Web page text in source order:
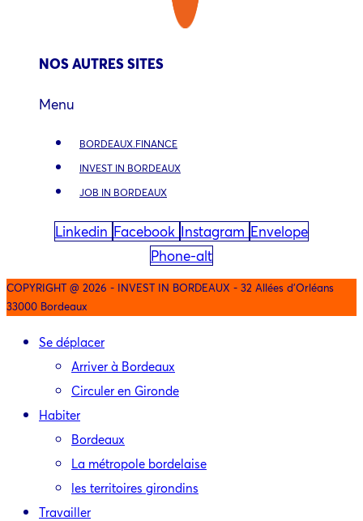
NOS AUTRES SITES
Menu
BORDEAUX.FINANCE
INVEST IN BORDEAUX
JOB IN BORDEAUX
Linkedin Facebook Instagram Envelope
Phone-alt
COPYRIGHT @ 2026 - INVEST IN BORDEAUX - 32 Allées d'Orléans
33000 Bordeaux
Se déplacer
Arriver à Bordeaux
Circuler en Gironde
Habiter
Bordeaux
La métropole bordelaise
les territoires girondins
Travailler